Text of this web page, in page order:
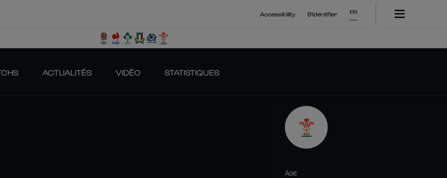
Accessibility S'identifier FR
ACTUALITÉS VIDÉO STATISTIQUES
ÂGE